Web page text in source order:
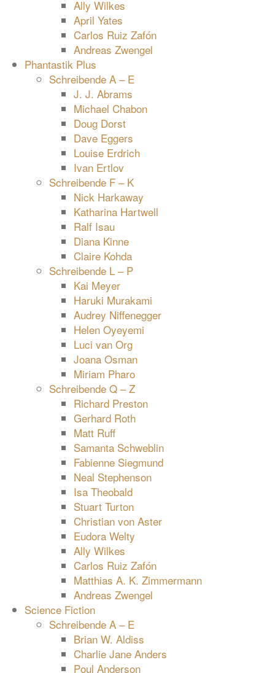
Ally Wilkes
April Yates
Carlos Ruiz Zafón
Andreas Zwengel
Phantastik Plus
Schreibende A – E
J. J. Abrams
Michael Chabon
Doug Dorst
Dave Eggers
Louise Erdrich
Ivan Ertlov
Schreibende F – K
Nick Harkaway
Katharina Hartwell
Ralf Isau
Diana Kinne
Claire Kohda
Schreibende L – P
Kai Meyer
Haruki Murakami
Audrey Niffenegger
Helen Oyeyemi
Luci van Org
Joana Osman
Miriam Pharo
Schreibende Q – Z
Richard Preston
Gerhard Roth
Matt Ruff
Samanta Schweblin
Fabienne Siegmund
Neal Stephenson
Isa Theobald
Stuart Turton
Christian von Aster
Eudora Welty
Ally Wilkes
Carlos Ruiz Zafón
Matthias A. K. Zimmermann
Andreas Zwengel
Science Fiction
Schreibende A – E
Brian W. Aldiss
Charlie Jane Anders
Poul Anderson